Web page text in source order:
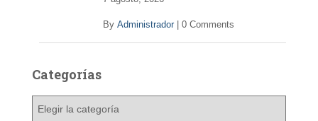
By Administrador 0 Comments
Categorías